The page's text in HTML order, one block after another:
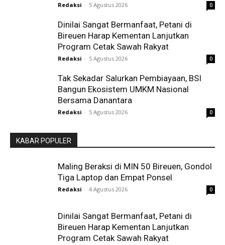
Redaksi - 5 Agustus 2026 0
Dinilai Sangat Bermanfaat, Petani di
Bireuen Harap Kementan Lanjutkan
Program Cetak Sawah Rakyat
Redaksi - 5 Agustus 2026 0
Tak Sekadar Salurkan Pembiayaan, BSI
Bangun Ekosistem UMKM Nasional
Bersama Danantara
Redaksi - 5 Agustus 2026 0
KABAR POPULER
Maling Beraksi di MIN 50 Bireuen, Gondol
Tiga Laptop dan Empat Ponsel
Redaksi - 4 Agustus 2026 0
Dinilai Sangat Bermanfaat, Petani di
Bireuen Harap Kementan Lanjutkan
Program Cetak Sawah Rakyat